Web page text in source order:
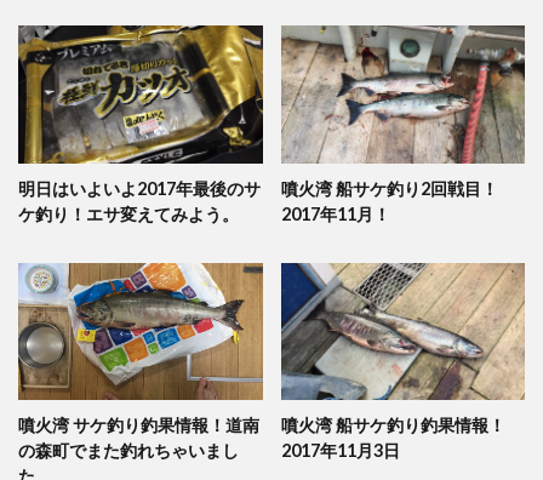
明日はいよいよ2017年最後のサ
ケ釣り！エサ変えてみよう。
噴火湾 船サケ釣り2回戦目！
2017年11月！
噴火湾 サケ釣り釣果情報！道南
の森町でまた釣れちゃいまし
た。
噴火湾 船サケ釣り釣果情報！
2017年11月3日